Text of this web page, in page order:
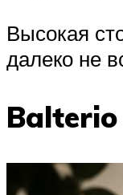
Высокая
далеко не
Balterio